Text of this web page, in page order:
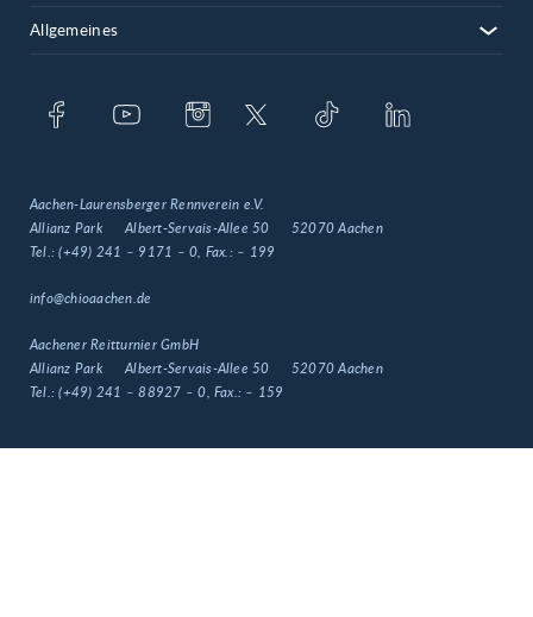
Allgemeines
Aachen-Laurensberger Rennverein e.V.
Allianz Park
Albert-Servais-Allee 50
52070 Aachen
Tel.:(+49) 241 – 9171 – 0 , Fax.: – 199
info@chioaachen.de
Aachener Reitturnier GmbH
Allianz Park
Albert-Servais-Allee 50
52070 Aachen
Tel.:(+49) 241 – 88927 – 0 , Fax.: – 159